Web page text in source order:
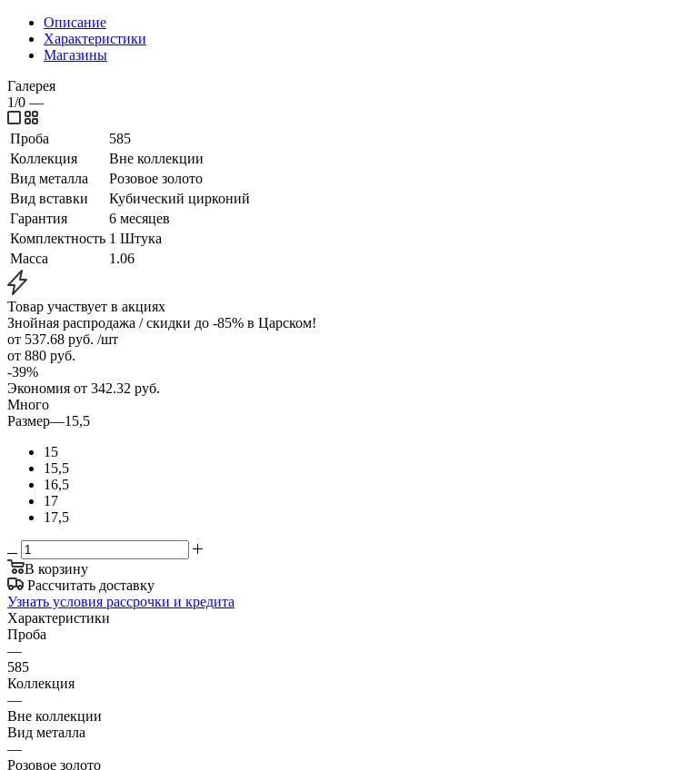
Описание
Характеристики
Магазины
Галерея
1/0 —
Проба
585
Коллекция
Вне коллекции
Вид металла
Розовое золото
Вид вставки
Кубический цирконий
Гарантия
6 месяцев
Комплектность 1 Штука
Масса
1.06
Товар участвует в акциях
Знойная распродажа / скидки до -85% в Царском!
от 537.68 руб. /шт
от 880 руб.
-39%
Экономия от 342.32 руб.
Много
Размер—15,5
15
15,5
16,5
17
17,5
В корзину
Рассчитать доставку
Узнать условия рассрочки и кредита
Характеристики
Проба
—
585
Коллекция
—
Вне коллекции
Вид металла
—
Розовое золото